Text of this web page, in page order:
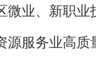
微业、新职
源服务业高